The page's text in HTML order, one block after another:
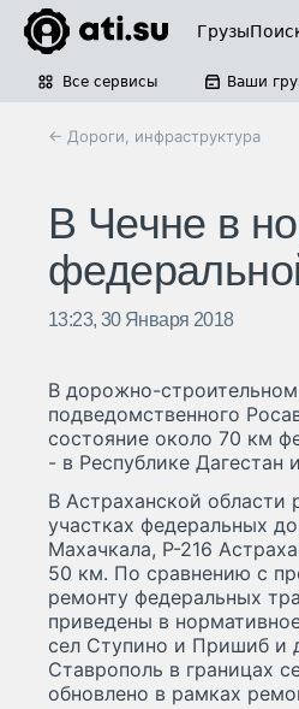
Грузы
Все сервисы Ваши
← Дороги, инфраструктура
В Чечне в
13:23, 30 Января 2018
В дорожно-
подведомственного
состояние около 70 км
- в Республике Дагестан
В Астраханской области
участках федеральных
Махачкала, Р-216
50 км. По сравнению с
ремонту федеральных
приведены в
сел Ступино и Пришиб и
Ставрополь в границах
обновлено в рамках